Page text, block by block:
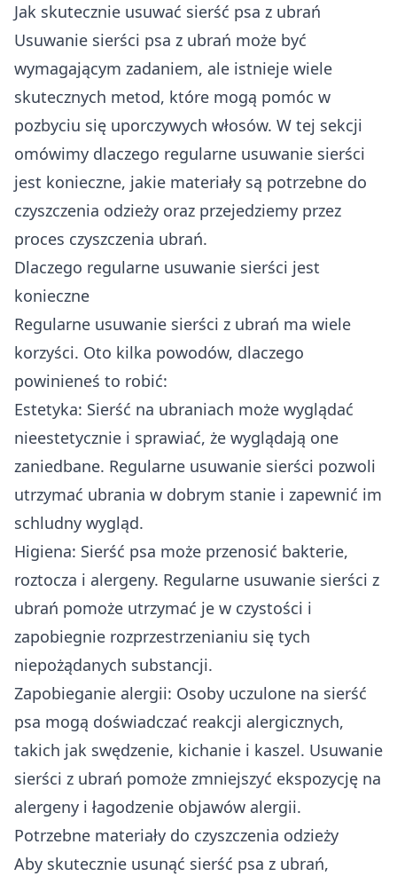
Jak skutecznie usuwać sierść psa z ubrań
Usuwanie sierści psa z ubrań może być
wymagającym zadaniem, ale istnieje wiele
skutecznych metod, które mogą pomóc w
pozbyciu się uporczywych włosów. W tej sekcji
omówimy dlaczego regularne usuwanie sierści
jest konieczne, jakie materiały są potrzebne do
czyszczenia odzieży oraz przejedziemy przez
proces czyszczenia ubrań.
Dlaczego regularne usuwanie sierści jest
konieczne
Regularne usuwanie sierści z ubrań ma wiele
korzyści. Oto kilka powodów, dlaczego
powinieneś to robić:
Estetyka: Sierść na ubraniach może wyglądać
nieestetycznie i sprawiać, że wyglądają one
zaniedbane. Regularne usuwanie sierści pozwoli
utrzymać ubrania w dobrym stanie i zapewnić im
schludny wygląd.
Higiena: Sierść psa może przenosić bakterie,
roztocza i alergeny. Regularne usuwanie sierści z
ubrań pomoże utrzymać je w czystości i
zapobiegnie rozprzestrzenianiu się tych
niepożądanych substancji.
Zapobieganie alergii: Osoby uczulone na sierść
psa mogą doświadczać reakcji alergicznych,
takich jak swędzenie, kichanie i kaszel. Usuwanie
sierści z ubrań pomoże zmniejszyć ekspozycję na
alergeny i łagodzenie objawów alergii.
Potrzebne materiały do czyszczenia odzieży
Aby skutecznie usunąć sierść psa z ubrań,